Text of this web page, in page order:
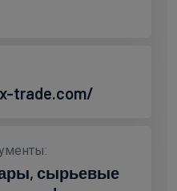
trade.com/
сырьевые